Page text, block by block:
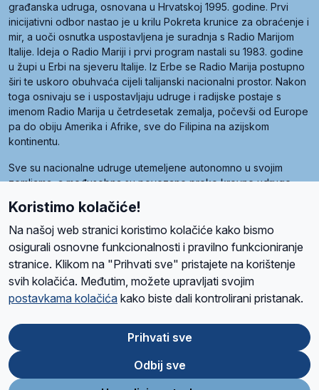
građanska udruga, osnovana u Hrvatskoj 1995. godine. Prvi
inicijativni odbor nastao je u krilu Pokreta krunice za obraćenje i
mir, a uoči osnutka uspostavljena je suradnja s Radio Marijom
Italije. Ideja o Radio Mariji i prvi program nastali su 1983. godine
u župi u Erbi na sjeveru Italije. Iz Erbe se Radio Marija postupno
širi te uskoro obuhvaća cijeli talijanski nacionalni prostor. Nakon
toga osnivaju se i uspostavljaju udruge i radijske postaje s
imenom Radio Marija u četrdesetak zemalja, počevši od Europe
pa do obiju Amerika i Afrike, sve do Filipina na azijskom
kontinentu.
Sve su nacionalne udruge utemeljene autonomno u svojim
zemljama, a međusobna su povezane preko krovne udruge
Radio Maria). Svjetsku obitelj utemeljilo je sedam članica, među
kojima je i hrvatska Udruga Radio Marija.
O namaRadio ProgramVolonteriPrijateljiKontaktPravila privatnosti
Ova stranica je zaštićena Google reCAPTCHA sustavom
Store
Google
Play
Koristimo kolačiće!
Na našoj web stranici koristimo kolačiće kako bismo
osigurali osnovne funkcionalnosti i pravilno funkcioniranje
stranice. Klikom na "Prihvati sve" pristajete na korištenje
svih kolačića. Međutim, možete upravljati svojim
postavkama kolačića kako biste dali kontrolirani pristanak.
Prihvati sve
Odbij sve